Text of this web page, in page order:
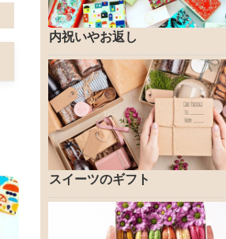
内祝いやお返し
スイーツのギフト